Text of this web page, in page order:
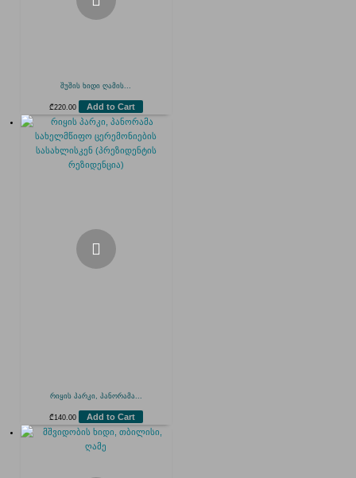
შუშის ხიდი ღამის...
₾220.00 Add to Cart
რიყის პარკი, პანორამა...
₾ 140.00 Add to Cart